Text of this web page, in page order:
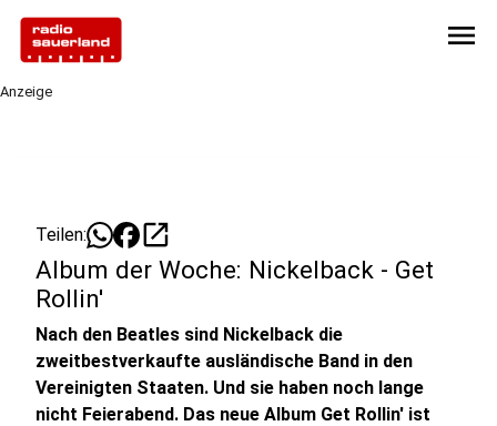
menu
Anzeige
Teilen: open_in_new
Album der Woche: Nickelback - Get
Rollin'
Nach den Beatles sind Nickelback die
zweitbestverkaufte ausländische Band in den
Vereinigten Staaten. Und sie haben noch lange
nicht Feierabend. Das neue Album Get Rollin' ist